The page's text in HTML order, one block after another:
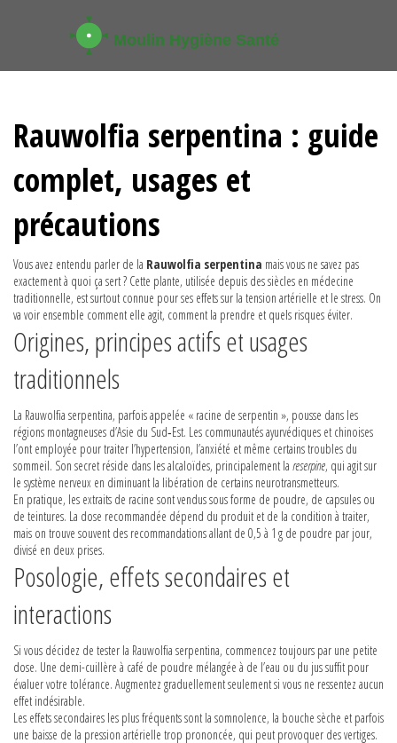
Rauwolfia serpentina : guide
complet, usages et
précautions
Vous avez entendu parler de la Rauwolfia serpentina mais vous ne savez pas
exactement à quoi ça sert ? Cette plante, utilisée depuis des siècles en médecine
traditionnelle, est surtout connue pour ses effets sur la tension artérielle et le stress. On
va voir ensemble comment elle agit, comment la prendre et quels risques éviter.
Origines, principes actifs et usages
traditionnels
La Rauwolfia serpentina, parfois appelée « racine de serpentin », pousse dans les
régions montagneuses d’Asie du Sud‑Est. Les communautés ayurvédiques et chinoises
l’ont employée pour traiter l’hypertension, l’anxiété et même certains troubles du
sommeil. Son secret réside dans les alcaloïdes, principalement la reserpine, qui agit sur
le système nerveux en diminuant la libération de certains neurotransmetteurs.
En pratique, les extraits de racine sont vendus sous forme de poudre, de capsules ou
de teintures. La dose recommandée dépend du produit et de la condition à traiter,
mais on trouve souvent des recommandations allant de 0,5 à 1 g de poudre par jour,
divisé en deux prises.
Posologie, effets secondaires et
interactions
Si vous décidez de tester la Rauwolfia serpentina, commencez toujours par une petite
dose. Une demi-cuillère à café de poudre mélangée à de l’eau ou du jus suffit pour
évaluer votre tolérance. Augmentez graduellement seulement si vous ne ressentez aucun
effet indésirable.
Les effets secondaires les plus fréquents sont la somnolence, la bouche sèche et parfois
une baisse de la pression artérielle trop prononcée, qui peut provoquer des vertiges.